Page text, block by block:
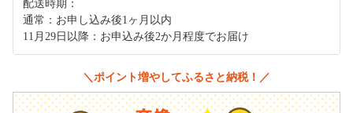
配送時期：
通常：お申し込み後1ヶ月以内
11月29日以降：お申込み後2か月程度でお届け
＼ポイント増やしてふるさと納税！／